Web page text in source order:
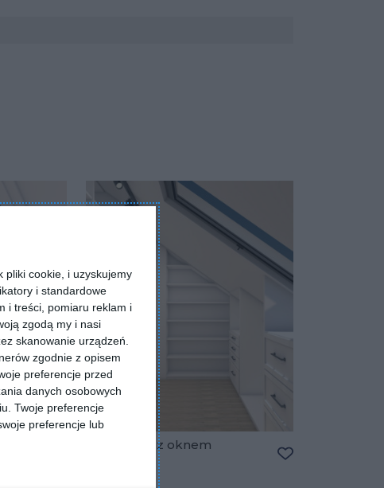
pliki cookie, i uzyskujemy
i standardowe
i treści, pomiaru reklam i
zgodą my i nasi
skanowanie urządzeń.
zgodnie z opisem
preferencje przed
danych osobowych
Twoje preferencje
preferencje lub
Dodaj do ulubionych
Garderoba z oknem